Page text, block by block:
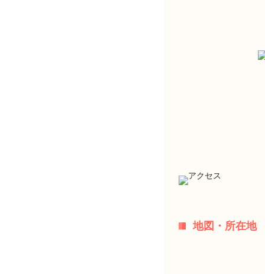
地図・所在地